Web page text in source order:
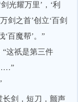
耀万里’，‘利
剑之首’创立‘百剑
‘百魔帮’。”
这祇是第三件
剑，短刀，颤声